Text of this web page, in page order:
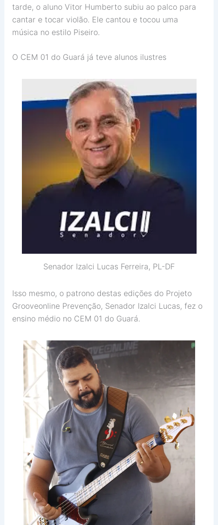
tarde, o aluno Vitor Humberto subiu ao palco para
cantar e tocar violão. Ele cantou e tocou uma
música no estilo Piseiro.
O CEM 01 do Guará já teve alunos ilustres
Senador Izalci Lucas Ferreira, PL-DF
Isso mesmo, o patrono destas edições do Projeto
Grooveonline Prevenção, Senador Izalci Lucas, fez o
ensino médio no CEM 01 do Guará.